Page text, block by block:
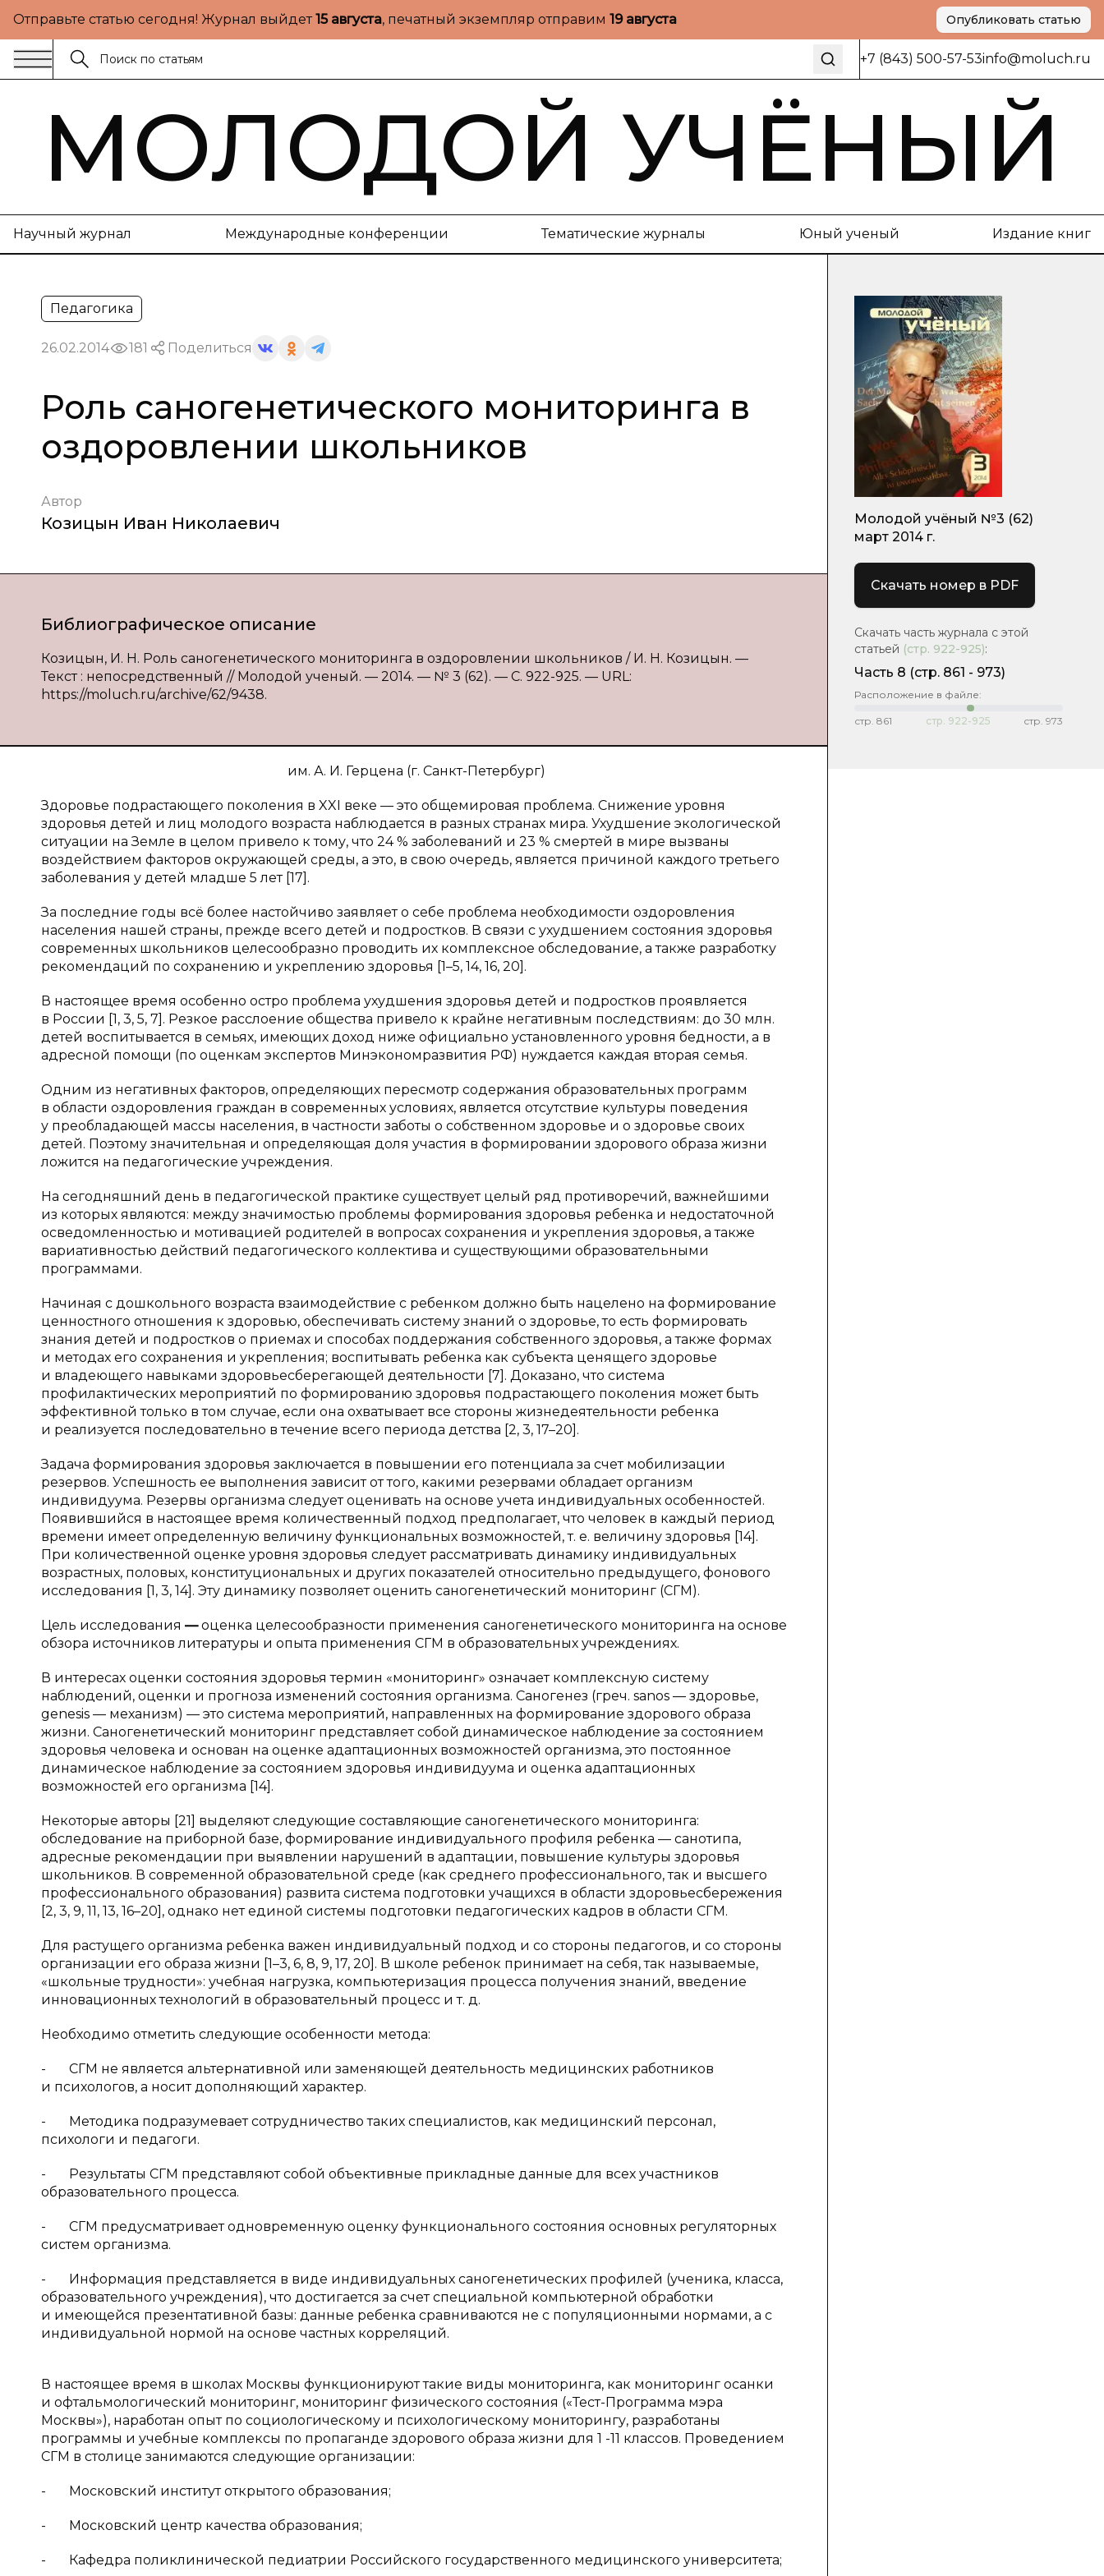
Отправьте статью сегодня! Журнал выйдет15 августа, печатный экземпляр отправим 19 августа Опубликовать статью
+7 (843) 500-57-53info@moluch.ru
МОЛОДОЙ УЧЁНЫЙ
Научный журнал Международные конференции Тематические журналы Юный ученый Издание книг
Педагогика
26.02.2014 181 Поделиться
Роль саногенетического мониторинга в
оздоровлении школьников
Автор
Козицын Иван Николаевич
Библиографическое описание
Козицын, И. Н. Роль саногенетического мониторинга в оздоровлении школьников / И. Н. Козицын. —
Текст : непосредственный // Молодой ученый. — 2014. — № 3 (62). — С. 922-925. — URL:
https://moluch.ru/archive/62/9438.
им. А. И. Герцена (г. Санкт-Петербург)
Здоровье подрастающего поколения в XXI веке — это общемировая проблема. Снижение уровня
здоровья детей и лиц молодого возраста наблюдается в разных странах мира. Ухудшение экологической
ситуации на Земле в целом привело к тому, что 24 % заболеваний и 23 % смертей в мире вызваны
воздействием факторов окружающей среды, а это, в свою очередь, является причиной каждого третьего
заболевания у детей младше 5 лет [17].
За последние годы всё более настойчиво заявляет о себе проблема необходимости оздоровления
населения нашей страны, прежде всего детей и подростков. В связи с ухудшением состояния здоровья
современных школьников целесообразно проводить их комплексное обследование, а также разработку
рекомендаций по сохранению и укреплению здоровья [1–5, 14, 16, 20].
В настоящее время особенно остро проблема ухудшения здоровья детей и подростков проявляется
в России [1, 3, 5, 7]. Резкое расслоение общества привело к крайне негативным последствиям: до 30 млн.
детей воспитывается в семьях, имеющих доход ниже официально установленного уровня бедности, а в
адресной помощи (по оценкам экспертов Минэкономразвития РФ) нуждается каждая вторая семья.
Одним из негативных факторов, определяющих пересмотр содержания образовательных программ
в области оздоровления граждан в современных условиях, является отсутствие культуры поведения
у преобладающей массы населения, в частности заботы о собственном здоровье и о здоровье своих
детей. Поэтому значительная и определяющая доля участия в формировании здорового образа жизни
ложится на педагогические учреждения.
На сегодняшний день в педагогической практике существует целый ряд противоречий, важнейшими
из которых являются: между значимостью проблемы формирования здоровья ребенка и недостаточной
осведомленностью и мотивацией родителей в вопросах сохранения и укрепления здоровья, а также
вариативностью действий педагогического коллектива и существующими образовательными
программами.
Начиная с дошкольного возраста взаимодействие с ребенком должно быть нацелено на формирование
ценностного отношения к здоровью, обеспечивать систему знаний о здоровье, то есть формировать
знания детей и подростков о приемах и способах поддержания собственного здоровья, а также формах
и методах его сохранения и укрепления; воспитывать ребенка как субъекта ценящего здоровье
и владеющего навыками здоровьесберегающей деятельности [7]. Доказано, что система
профилактических мероприятий по формированию здоровья подрастающего поколения может быть
эффективной только в том случае, если она охватывает все стороны жизнедеятельности ребенка
и реализуется последовательно в течение всего периода детства [2, 3, 17–20].
Задача формирования здоровья заключается в повышении его потенциала за счет мобилизации
резервов. Успешность ее выполнения зависит от того, какими резервами обладает организм
индивидуума. Резервы организма следует оценивать на основе учета индивидуальных особенностей.
Появившийся в настоящее время количественный подход предполагает, что человек в каждый период
времени имеет определенную величину функциональных возможностей, т. е. величину здоровья [14].
При количественной оценке уровня здоровья следует рассматривать динамику индивидуальных
возрастных, половых, конституциональных и других показателей относительно предыдущего, фонового
исследования [1, 3, 14]. Эту динамику позволяет оценить саногенетический мониторинг (СГМ).
Цель исследования —оценка целесообразности применения саногенетического мониторинга на основе
обзора источников литературы и опыта применения СГМ в образовательных учреждениях.
В интересах оценки состояния здоровья термин «мониторинг» означает комплексную систему
наблюдений, оценки и прогноза изменений состояния организма. Саногенез (греч. sanos — здоровье,
genesis — механизм) — это система мероприятий, направленных на формирование здорового образа
жизни. Саногенетический мониторинг представляет собой динамическое наблюдение за состоянием
здоровья человека и основан на оценке адаптационных возможностей организма, это постоянное
динамическое наблюдение за состоянием здоровья индивидуума и оценка адаптационных
возможностей его организма [14].
Некоторые авторы [21] выделяют следующие составляющие саногенетического мониторинга:
обследование на приборной базе, формирование индивидуального профиля ребенка — санотипа,
адресные рекомендации при выявлении нарушений в адаптации, повышение культуры здоровья
школьников. В современной образовательной среде (как среднего профессионального, так и высшего
профессионального образования) развита система подготовки учащихся в области здоровьесбережения
[2, 3, 9, 11, 13, 16–20], однако нет единой системы подготовки педагогических кадров в области СГМ.
Для растущего организма ребенка важен индивидуальный подход и со стороны педагогов, и со стороны
организации его образа жизни [1–3, 6, 8, 9, 17, 20]. В школе ребенок принимает на себя, так называемые,
«школьные трудности»: учебная нагрузка, компьютеризация процесса получения знаний, введение
инновационных технологий в образовательный процесс и т. д.
Необходимо отметить следующие особенности метода:
- СГМ не является альтернативной или заменяющей деятельность медицинских работников
и психологов, а носит дополняющий характер.
- Методика подразумевает сотрудничество таких специалистов, как медицинский персонал,
психологи и педагоги.
- Результаты СГМ представляют собой объективные прикладные данные для всех участников
образовательного процесса.
- СГМ предусматривает одновременную оценку функционального состояния основных регуляторных
систем организма.
- Информация представляется в виде индивидуальных саногенетических профилей (ученика, класса,
образовательного учреждения), что достигается за счет специальной компьютерной обработки
и имеющейся презентативной базы: данные ребенка сравниваются не с популяционными нормами, а с
индивидуальной нормой на основе частных корреляций.
В настоящее время в школах Москвы функционируют такие виды мониторинга, как мониторинг осанки
и офтальмологический мониторинг, мониторинг физического состояния («Тест-Программа мэра
Москвы»), наработан опыт по социологическому и психологическому мониторингу, разработаны
программы и учебные комплексы по пропаганде здорового образа жизни для 1 -11 классов. Проведением
СГМ в столице занимаются следующие организации:
- Московский институт открытого образования;
- Московский центр качества образования;
- Кафедра поликлинической педиатрии Российского государственного медицинского университета;
Молодой учёный №3 (62)
март 2014 г.
Скачать номер в PDF
Скачать часть журнала с этой
статьей (стр. 922-925):
Часть 8 (cтр. 861 - 973)
Расположение в файле:
стр. 861 стр. 922-925 стр. 973